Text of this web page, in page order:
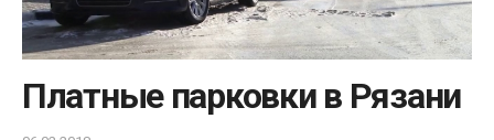
Платные парковки в Рязани